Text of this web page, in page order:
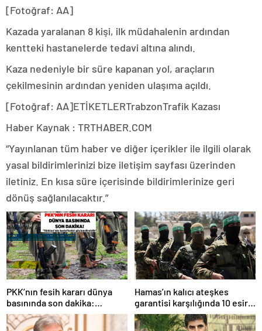
[Fotoğraf: AA]
Kazada yaralanan 8 kişi, ilk müdahalenin ardından
kentteki hastanelerde tedavi altına alındı.
Kaza nedeniyle bir süre kapanan yol, araçların
çekilmesinin ardından yeniden ulaşıma açıldı.
[Fotoğraf: AA]ETİKETLERTrabzonTrafik Kazası
Haber Kaynak : TRTHABER.COM
“Yayınlanan tüm haber ve diğer içerikler ile ilgili olarak
yasal bildirimlerinizi bize iletişim sayfası üzerinden
iletiniz. En kısa süre içerisinde bildirimlerinize geri
dönüş sağlanılacaktır.”
PKK’nın fesih kararı dünya
basınında son dakika:
‘Erdoğan için büyük zafer’
Hamas’ın kalıcı ateşkes
garantisi karşılığında 10 esiri
serbest bırakmaya hazır
olduğu öne sürüldü